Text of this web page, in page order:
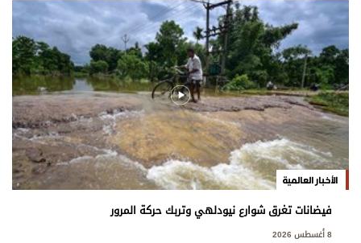
الأخبار العالمية
فيضانات تغرق شوارع نيودلهي وتربك حركة المرور
8 أغسطس 2026